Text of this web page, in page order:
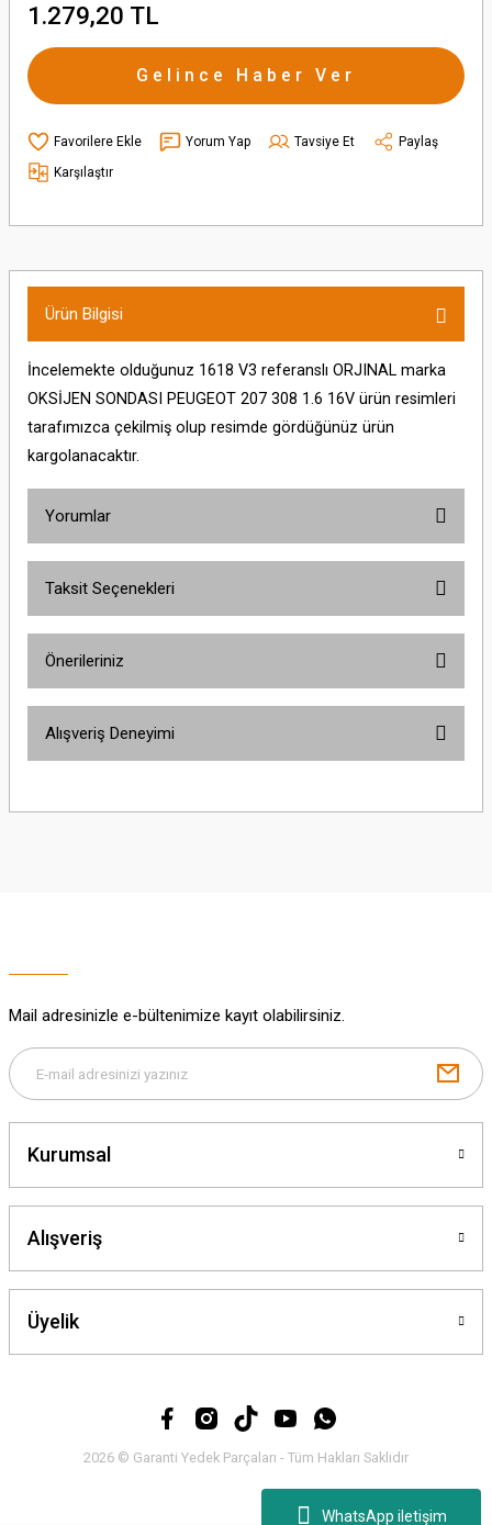
WhatsApp iletişim
1.279,20 TL
Gelince Haber Ver
Yorum Yap Tavsiye Et
Paylaş
Karşılaştır
Ürün Bilgisi
İncelemekte olduğunuz 1618 V3 referanslı ORJINAL marka
OKSİJEN SONDASI PEUGEOT 207 308 1.6 16V ürün resimleri
tarafımızca çekilmiş olup resimde gördüğünüz ürün
kargolanacaktır.
Yorumlar
Taksit Seçenekleri
Önerileriniz
yetersiz gördüğünüz noktaları öneri formunu kullanarak tarafımıza
Gönder
Alışveriş Deneyimi
Mail adresinizle e-bültenimize kayıt olabilirsiniz.
Kurumsal
Alışveriş
Üyelik
2026 © Garanti Yedek Parçaları - Tüm Hakları Saklıdır